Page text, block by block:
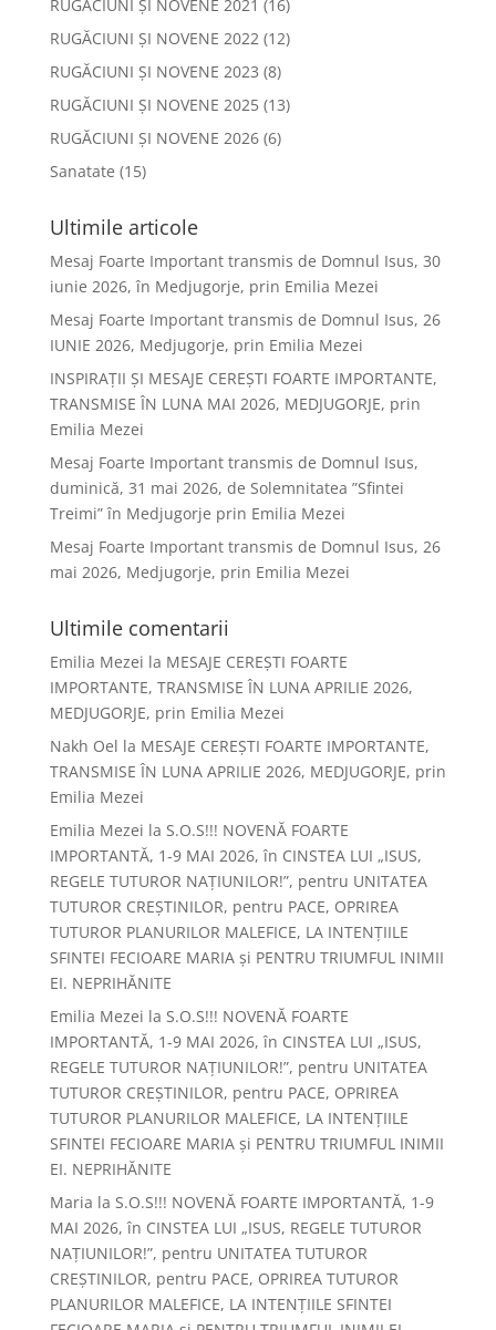
RUGĂCIUNI ȘI NOVENE 2021 (16)
RUGĂCIUNI ȘI NOVENE 2022(12)
RUGĂCIUNI ȘI NOVENE 2023 (8)
RUGĂCIUNI ȘI NOVENE 2025(13)
RUGĂCIUNI ȘI NOVENE 2026(6)
Sanatate (15)
Ultimile articole
Mesaj Foarte Important transmis de Domnul Isus, 30
iunie 2026, în Medjugorje, prin Emilia Mezei
Mesaj Foarte Important transmis de Domnul Isus, 26
IUNIE 2026, Medjugorje, prin Emilia Mezei
INSPIRAȚII ȘI MESAJE CEREȘTI FOARTE IMPORTANTE,
TRANSMISE ÎN LUNA MAI 2026, MEDJUGORJE, prin
Emilia Mezei
Mesaj Foarte Important transmis de Domnul Isus,
duminică, 31 mai 2026, de Solemnitatea ”Sfintei
Treimi” în Medjugorje prin Emilia Mezei
Mesaj Foarte Important transmis de Domnul Isus, 26
mai 2026, Medjugorje, prin Emilia Mezei
Ultimile comentarii
Emilia Mezei la MESAJE CEREȘTI FOARTE
IMPORTANTE, TRANSMISE ÎN LUNA APRILIE 2026,
MEDJUGORJE, prin Emilia Mezei
Nakh Oel la MESAJE CEREȘTI FOARTE IMPORTANTE,
TRANSMISE ÎN LUNA APRILIE 2026, MEDJUGORJE, prin
Emilia Mezei
Emilia Mezei la S.O.S!!! NOVENĂ FOARTE
IMPORTANTĂ, 1-9 MAI 2026, în CINSTEA LUI „ISUS,
REGELE TUTUROR NAȚIUNILOR!”, pentru UNITATEA
TUTUROR CREȘTINILOR, pentru PACE, OPRIREA
TUTUROR PLANURILOR MALEFICE, LA INTENȚIILE
SFINTEI FECIOARE MARIA și PENTRU TRIUMFUL INIMII
EI. NEPRIHĂNITE
Emilia Mezei la S.O.S!!! NOVENĂ FOARTE
IMPORTANTĂ, 1-9 MAI 2026, în CINSTEA LUI „ISUS,
REGELE TUTUROR NAȚIUNILOR!”, pentru UNITATEA
TUTUROR CREȘTINILOR, pentru PACE, OPRIREA
TUTUROR PLANURILOR MALEFICE, LA INTENȚIILE
SFINTEI FECIOARE MARIA și PENTRU TRIUMFUL INIMII
EI. NEPRIHĂNITE
Maria la S.O.S!!! NOVENĂ FOARTE IMPORTANTĂ, 1-9
MAI 2026, în CINSTEA LUI „ISUS, REGELE TUTUROR
NAȚIUNILOR!”, pentru UNITATEA TUTUROR
CREȘTINILOR, pentru PACE, OPRIREA TUTUROR
PLANURILOR MALEFICE, LA INTENȚIILE SFINTEI